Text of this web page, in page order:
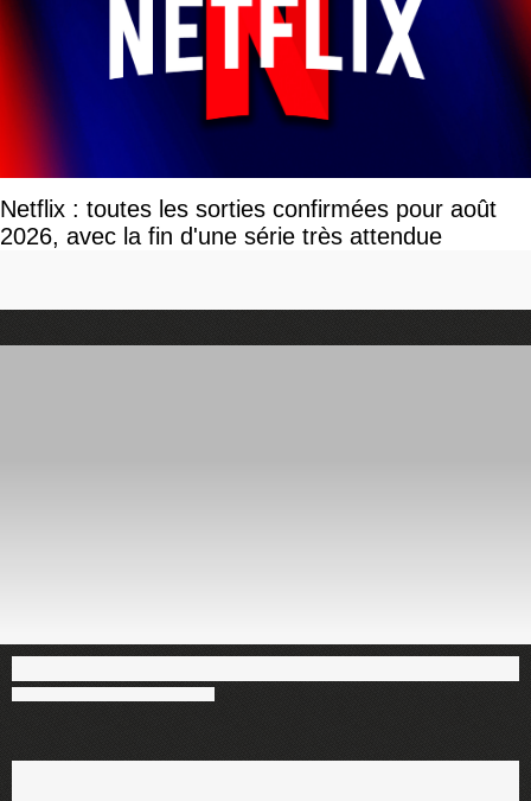
Netflix : toutes les sorties confirmées pour août
2026, avec la fin d'une série très attendue